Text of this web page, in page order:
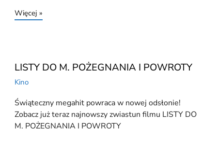
Więcej »
LISTY DO M. POŻEGNANIA I POWROTY
Kino
Świąteczny megahit powraca w nowej odsłonie!
Zobacz już teraz najnowszy zwiastun filmu LISTY DO
M. POŻEGNANIA I POWROTY